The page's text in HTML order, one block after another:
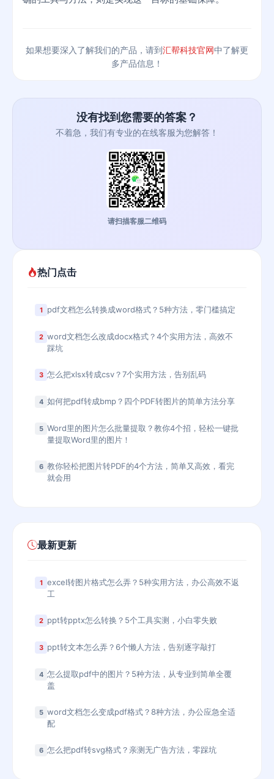
如果想要深入了解我们的产品，请到汇帮科技官网中了解更
多产品信息！
没有找到您需要的答案？
不着急，我们有专业的在线客服为您解答！
请扫描客服二维码
热门点击
1 pdf文档怎么转换成word格式？5种方法，零门槛搞定
2 word文档怎么改成docx格式？4个实用方法，高效不
踩坑
3 怎么把xlsx转成csv？7个实用方法，告别乱码
4 如何把pdf转成bmp？四个PDF转图片的简单方法分享
5 Word里的图片怎么批量提取？教你4个招，轻松一键批
量提取Word里的图片！
6 教你轻松把图片转PDF的4个方法，简单又高效，看完
就会用
最新更新
1 excel转图片格式怎么弄？5种实用方法，办公高效不返
工
2 ppt转pptx怎么转换？5个工具实测，小白零失败
3 ppt转文本怎么弄？6个懒人方法，告别逐字敲打
4 怎么提取pdf中的图片？5种方法，从专业到简单全覆
盖
5 word文档怎么变成pdf格式？8种方法，办公应急全适
配
6 怎么把pdf转svg格式？亲测无广告方法，零踩坑